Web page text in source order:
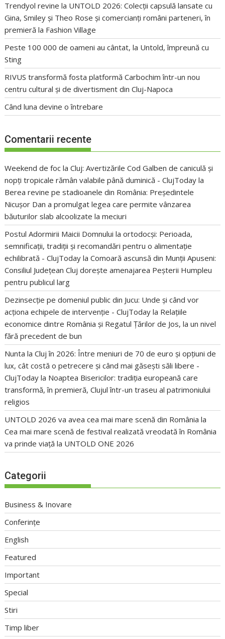
Trendyol revine la UNTOLD 2026: Colecții capsulă lansate cu
Gina, Smiley și Theo Rose și comercianți români parteneri, în
premieră la Fashion Village
Peste 100 000 de oameni au cântat, la Untold, împreună cu
Sting
RIVUS transformă fosta platformă Carbochim într-un nou
centru cultural și de divertisment din Cluj-Napoca
Când luna devine o întrebare
Comentarii recente
Weekend de foc la Cluj: Avertizările Cod Galben de caniculă și
nopți tropicale rămân valabile până duminică - ClujToday la
Berea revine pe stadioanele din România: Președintele
Nicușor Dan a promulgat legea care permite vânzarea
băuturilor slab alcoolizate la meciuri
Postul Adormirii Maicii Domnului la ortodocși: Perioada,
semnificații, tradiții și recomandări pentru o alimentație
echilibrată - ClujToday laComoară ascunsă din Munții Apuseni:
Consiliul Județean Cluj dorește amenajarea Peșterii Humpleu
pentru publicul larg
Dezinsecție pe domeniul public din Jucu: Unde și când vor
acționa echipele de intervenție - ClujToday la Relațiile
economice dintre România și Regatul Țărilor de Jos, la un nivel
fără precedent de bun
Nunta la Cluj în 2026: Între meniuri de 70 de euro și opțiuni de
lux, cât costă o petrecere și când mai găsești săli libere -
ClujToday la Noaptea Bisericilor: tradiția europeană care
transformă, în premieră, Clujul într-un traseu al patrimoniului
religios
UNTOLD 2026 va avea cea mai mare scenă din România la
Cea mai mare scenă de festival realizată vreodată în România
va prinde viață la UNTOLD ONE 2026
Categorii
Business & Inovare
Conferințe
English
Featured
Important
Special
Stiri
Timp liber